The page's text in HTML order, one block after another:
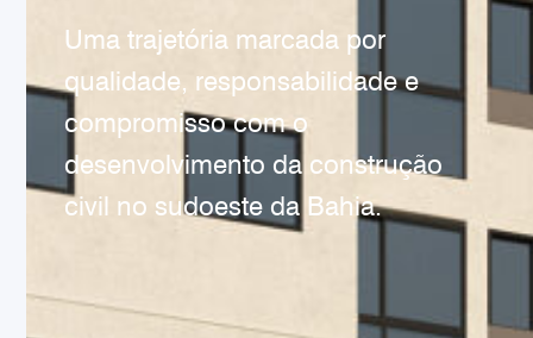
Uma trajetória marcada por
qualidade, responsabilidade e
compromisso com o
desenvolvimento da construção
civil no sudoeste da Bahia.